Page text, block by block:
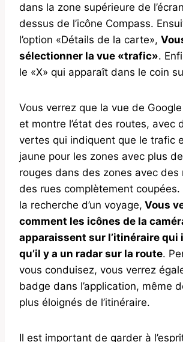
dans la zone supérieure de
dessus de l’icône Compass.
l’option «Détails de la carte»,
sélectionner la vue «trafic».
le «X» qui apparaît dans le coin
Vous verrez que la vue de
et montre l’état des routes, avec
vertes qui indiquent que le trafic
jaune pour les zones avec plus
rouges dans des zones avec des
des rues complètement
la recherche d’un voyage, Vous
comment les icônes de la
apparaissent sur l’itinéraire qui
qu’il y a un radar sur la route.
vous conduisez, vous verrez
badge dans l’application, même
plus éloignés de l’itinéraire.
Il est important de garder à